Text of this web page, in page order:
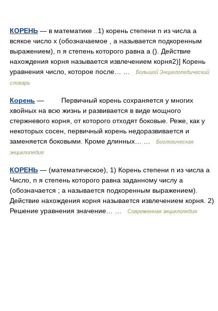
КОРЕНЬ — в математике ..1) корень степени n из числа a
всякое число x (обозначаемое , a называется подкоренным
выражением), n я степень которого равна a (). Действие
нахождения корня называется извлечением корня2)] Корень
уравнения число, которое после… …
Большой Энциклопедический
словарь
Корень — Первичный корень сохраняется у многих
хвойных на всю жизнь и развивается в виде мощного
стержневого корня, от которого отходят боковые. Реже, как у
некоторых сосен, первичный корень недоразвивается и
заменяется боковыми. Кроме длинных… …
Биологическая
энциклопедия
КОРЕНЬ — (математическое), 1) Корень степени n из числа a
Число, n я степень которого равна заданному числу a
(обозначается ; a называется подкоренным выражением).
Действие нахождения корня называется извлечением корня. 2)
Решение уравнения значение… …
Современная энциклопедия